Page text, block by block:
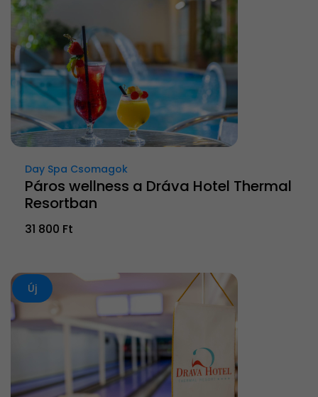
Day Spa Csomagok
Páros wellness a Dráva Hotel Thermal
Resortban
31 800 Ft
Új